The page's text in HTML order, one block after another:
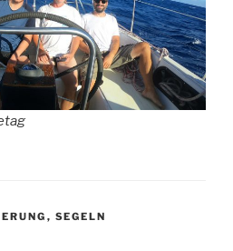
, SEGELN